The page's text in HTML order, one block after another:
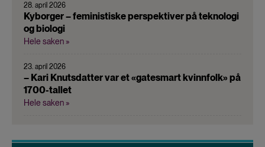
28. april 2026
Kyborger – feministiske perspektiver på teknologi
og biologi
Hele saken »
23. april 2026
– Kari Knutsdatter var et «gatesmart kvinnfolk» på
1700-tallet
Hele saken »